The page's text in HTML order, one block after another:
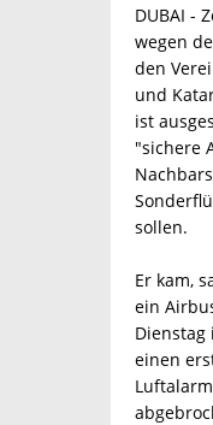
DUBAI -
wegen
den
und
ist
"sichere
sollen.
Er kam,
ein
einen